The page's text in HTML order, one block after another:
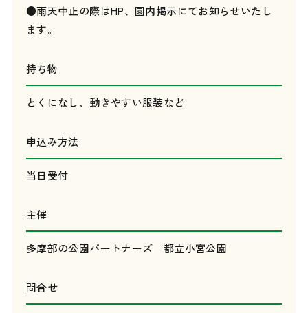
●雨天中止の際はHP、園内掲示にてお知らせいたし
ます。
持ち物
とくになし、動きやすい服装など
申込み方法
当日受付
主催
多摩部の公園パートナーズ 都立小宮公園
問合せ